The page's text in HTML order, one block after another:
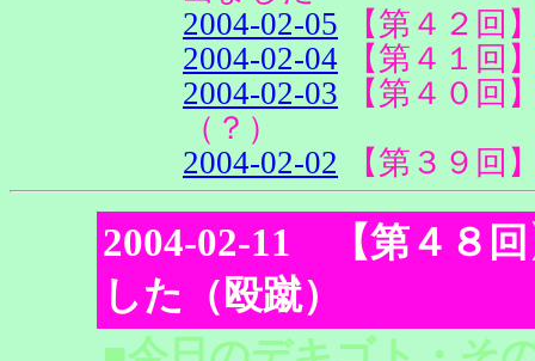
2004-02-05 【第４２回
2004-02-04 【第４１回
2004-02-03 【第４０回
（？）
2004-02-02 【第３９回
2004-02-11 【第４８
した（殴蹴）